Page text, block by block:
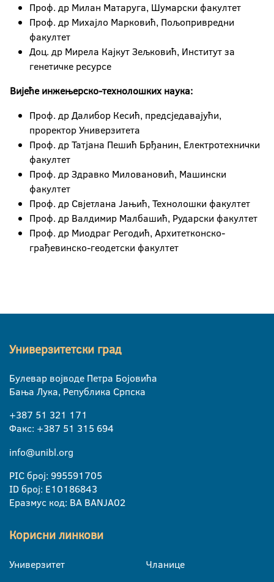
Проф. др Милан Матаруга, Шумарски факултет
Проф. др Михајло Марковић, Пољопривредни
факултет
Доц. др Мирела Кајкут Зељковић, Институт за
генетичке ресурсе
Вијеће инжењерско-технолошких наука:
Проф. др Далибор Кесић, предсједавајући,
проректор Универзитета
Проф. др Татјана Пешић Брђанин, Електротехнички
факултет
Проф. др Здравко Миловановић, Машински
факултет
Проф. др Свјетлана Јањић, Технолошки факултет
Проф. др Валдимир Малбашић, Рударски факултет
Проф. др Миодраг Регодић, Архитетконско-
грађевинско-геодетски факултет
Универзитетски град
Булевар војводе Петра Бојовића
Бања Лука, Република Српска
+387 51 321 171
Факс: +387 51 315 694
info@unibl.org
PIC број: 995591705
ID број: E10186843
Еразмус код: BA BANJA02
Корисни линкови
Универзитет
Чланице